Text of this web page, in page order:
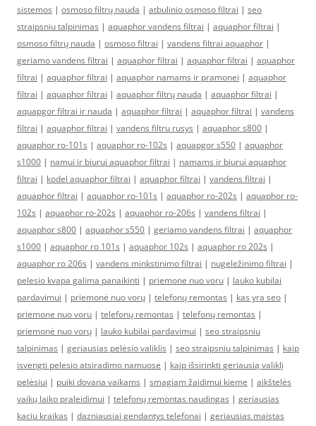
sistemos | osmoso filtrų nauda | atbulinio osmoso filtrai | seo
straipsniu talpinimas | aquaphor vandens filtrai | aquaphor filtrai |
osmoso filtrų nauda | osmoso filtrai | vandens filtrai aquaphor |
geriamo vandens filtrai | aquaphor filtrai | aquaphor filtrai | aquaphor
filtrai | aquaphor filtrai | aquaphor namams ir pramonei | aquaphor
filtrai | aquaphor filtrai | aquaphor filtrų nauda | aquaphor filtrai |
aquapgor filtrai ir nauda | aquaphor filtrai | aquaphor filtrai | vandens
filtrai | aquaphor filtrai | vandens filtru rusys | aquaphor s800 |
aquaphor ro-101s | aquaphor ro-102s | aquapgor s550 | aquaphor
s1000 | namui ir biurui aquaphor filtrai | namams ir biurui aquaphor
filtrai | kodel aquaphor filtrai | aquaphor filtrai | vandens filtrai |
aquaphor filtrai | aquaphor ro-101s | aquaphor ro-202s | aquaphor ro-
102s | aquaphor ro-202s | aquaphor ro-206s | vandens filtrai |
aquaphor s800 | aquaphor s550 | geriamo vandens filtrai | aquaphor
s1000 | aquaphor ro 101s | aquaphor 102s | aquaphor ro 202s |
aquaphor ro 206s | vandens minkstinimo filtrai | nugeležinimo filtrai |
pelesio kvapa galima panaikinti | priemone nuo voru | lauko kubilai
pardavimui | priemonė nuo vorų | telefonų remontas | kas yra seo |
priemone nuo voru | telefonų remontas | telefonų remontas |
priemonė nuo vorų | lauko kubilai pardavimui | seo straipsniu
talpinimas | geriausias pelėsio valiklis | seo straipsniu talpinimas | kaip
isvengti pelesio atsiradimo namuose | kaip išsirinkti geriausią valiklį
pelėsiui | puiki dovana vaikams | smagiam žaidimui kieme | aikštelės
vaikų laiko praleidimui | telefonų remontas naudingas | geriausias
kaciu kraikas | dazniausiai gendantys telefonai | geriausias maistas